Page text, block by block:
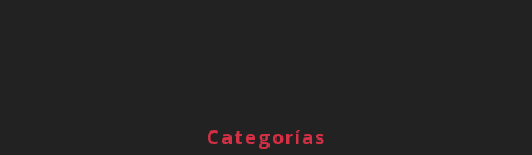
Categorías